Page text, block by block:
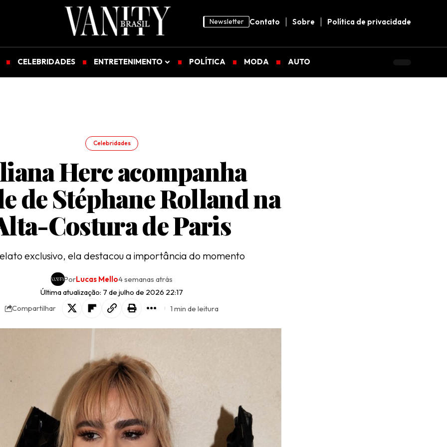
Newsletter Contato Sobre Política de privacidade
CELEBRIDADES ENTRETENIMENTO POLÍTICA MODA AUTO
Celebridades
Herc acompanha
de Stéphane Rolland na
Costura de Paris
exclusivo, ela destacou a importância do momento
Última atualização: 7 de julho de 2026 22:17
PorLucas Mello4 semanas atrás
Compartilhar 1 min de leitura